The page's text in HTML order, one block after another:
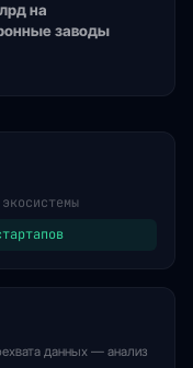
на
заводы
данных — анализ